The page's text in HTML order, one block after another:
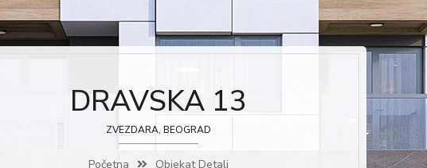
DRAVSKA 13
ZVEZDARA, BEOGRAD
Početna Objekat Detalj